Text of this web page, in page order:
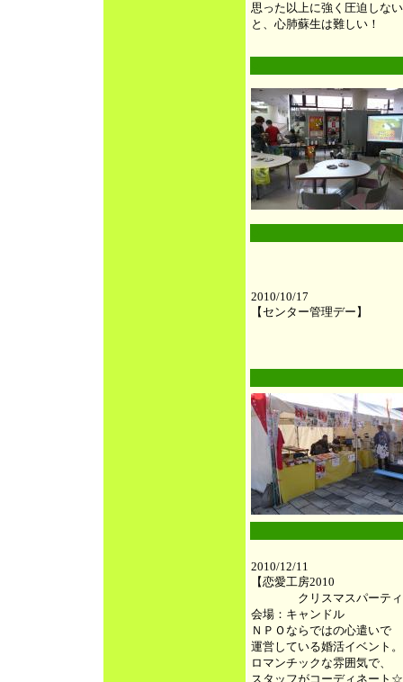
思った以上に強く圧迫しない
と、心肺蘇生は難しい！
2010/10/17
【センター管理デー】
2010/12/11
【恋愛工房2010
クリスマスパーティ
会場：キャンドル
ＮＰＯならではの心遣いで
運営している婚活イベント。
ロマンチックな雰囲気で、
スタッフがコーディネート☆